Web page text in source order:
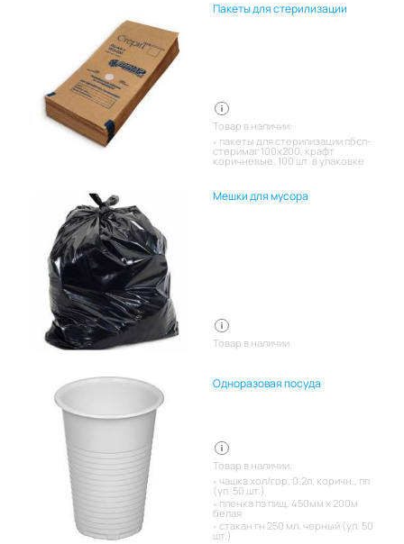
Пакеты для стерилизации
Товар в наличии:
пакеты для стерилизации пбсп-
стеримаг 100х200, крафт
коричневые, 100 шт. в упаковке
Мешки для мусора
Товар в наличии
Одноразовая посуда
Товар в наличии:
чашка хол/гор, 0.2л, коричн., пп
(уп. 50 шт.)
пленка пэ пищ. 450мм х 200м
белая
стакан гн 250 мл. черный (уп. 50
шт.)